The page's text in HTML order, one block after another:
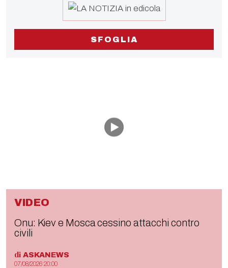
SFOGLIA
VIDEO
Onu: Kiev e Mosca cessino attacchi contro
civili
di ASKANEWS
07/08/2026 20:00